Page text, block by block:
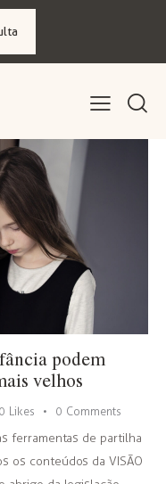
podem
velhos
0 Likes 0 Comments
ferramentas de partilha
os conteúdos da VISÃO